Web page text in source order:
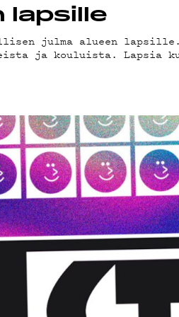
lapsille
julma alueen
ja kouluista. Lapsia